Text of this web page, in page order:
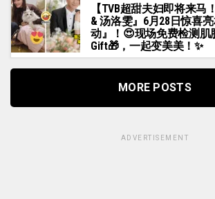
【TVB超甜夫妇即将来马
& 汤洛雯』6月28日惊喜
动』！😍现场免费检测肌
Gift🎁，一起变美美！✨
MORE POSTS
ADVERTISEMENT